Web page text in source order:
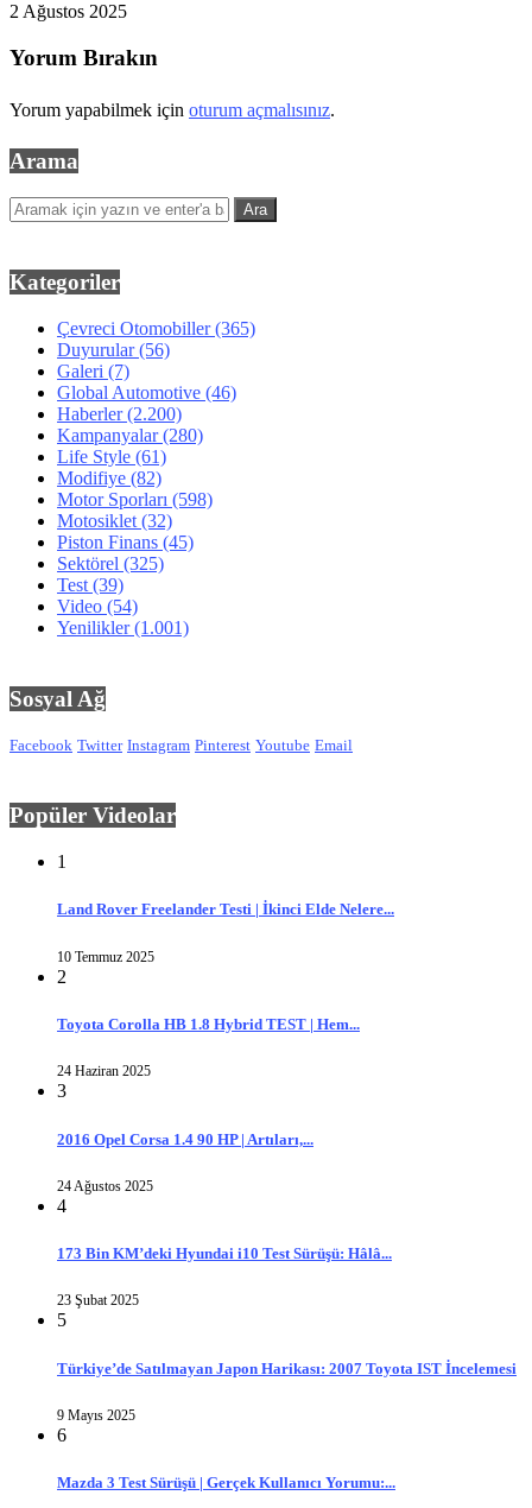
2 Ağustos 2025
Yorum Bırakın
Yorum yapabilmek için oturum açmalısınız.
Arama
Kategoriler
Çevreci Otomobiller(365)
Duyurular(56)
Galeri (7)
Global Automotive (46)
Haberler(2.200)
Kampanyalar(280)
Life Style (61)
Modifiye (82)
Motor Sporları (598)
Motosiklet (32)
Piston Finans (45)
Sektörel (325)
Test (39)
Video (54)
Yenilikler(1.001)
Sosyal Ağ
Facebook Twitter Instagram Pinterest Youtube Email
Popüler Videolar
1
Land Rover Freelander Testi | İkinci Elde Nelere...
10 Temmuz 2025
2
Toyota Corolla HB 1.8 Hybrid TEST | Hem...
24 Haziran 2025
3
2016 Opel Corsa 1.4 90 HP | Artıları,...
24 Ağustos 2025
4
173 Bin KM’deki Hyundai i10 Test Sürüşü: Hâlâ...
23 Şubat 2025
5
Türkiye’de Satılmayan Japon Harikası: 2007 Toyota IST İncelemesi
9 Mayıs 2025
6
Mazda 3 Test Sürüşü | Gerçek Kullanıcı Yorumu:...